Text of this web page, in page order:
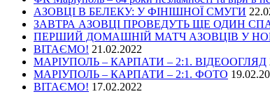
АЗОВЦІ В БЕЛЕКУ: У ФІНІШНОЇ СМУГИ
ЗАВТРА АЗОВЦІ ПРОВЕДУТЬ ЩЕ ОДИН
ПЕРШИЙ ДОМАШНІЙ МАТЧ АЗОВЦІВ У
ВІТАЄМО! 21.02.2022
МАРІУПОЛЬ – КАРПАТИ – 2:1. ВІДЕООГЛЯД
МАРІУПОЛЬ – КАРПАТИ – 2:1. ФОТО
ВІТАЄМО! 17.02.2022